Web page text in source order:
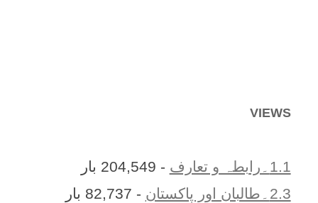
VIEWS
1.1۔رابطہ و تعارف
- 204,549 بار
2.3۔طالبان اور پاکستان
- 82,737 بار